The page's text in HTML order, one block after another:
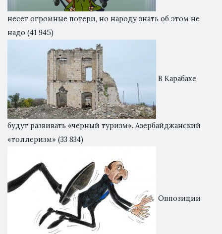
несет огромные потери, но народу знать об этом не
надо (41 945)
В Карабахе
будут развивать «черный туризм». Азербайджанский
«толлеризм» (33 834)
Оппозиции